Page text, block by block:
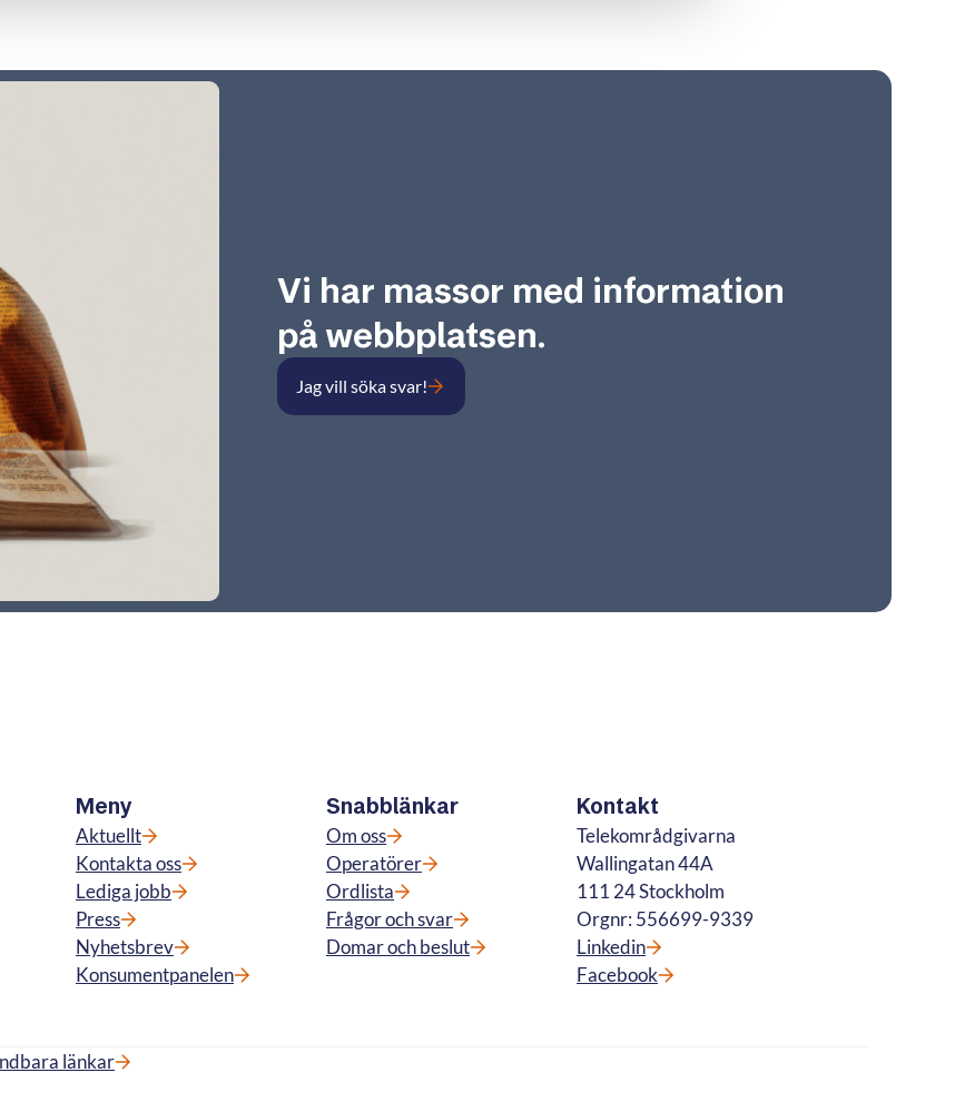
Vi har massor med information
på webbplatsen.
Jag vill söka svar!
Meny
Aktuellt
Kontakta oss
Lediga jobb
Press
Nyhetsbrev
Konsumentpanelen
Snabblänkar
Om oss
Operatörer
Ordlista
Frågor och svar
Domar och beslut
Kontakt
Telekområdgivarna
Wallingatan 44A
111 24 Stockholm
Orgnr: 556699-9339
Linkedin
Facebook
länkar